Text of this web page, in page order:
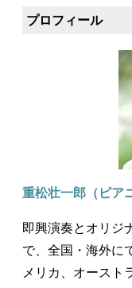
プロフィール
重松壮一郎（ピア
即興演奏とオリジ
で、全国・海外に
メリカ、オースト